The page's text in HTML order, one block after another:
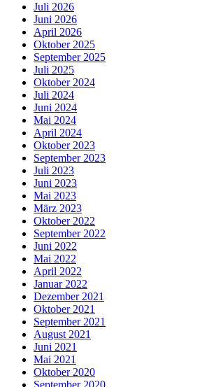
Juli 2026
Juni 2026
April 2026
Oktober 2025
September 2025
Juli 2025
Oktober 2024
Juli 2024
Juni 2024
Mai 2024
April 2024
Oktober 2023
September 2023
Juli 2023
Juni 2023
Mai 2023
März 2023
Oktober 2022
September 2022
Juni 2022
Mai 2022
April 2022
Januar 2022
Dezember 2021
Oktober 2021
September 2021
August 2021
Juni 2021
Mai 2021
Oktober 2020